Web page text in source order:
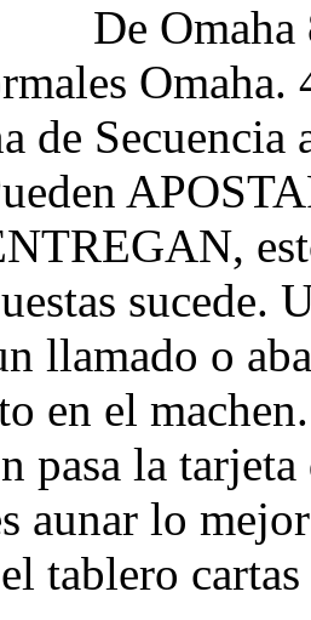
De
Omaha.
de Secuencia
sucede.
llamado o
en el
pasa la
aunar lo
tablero